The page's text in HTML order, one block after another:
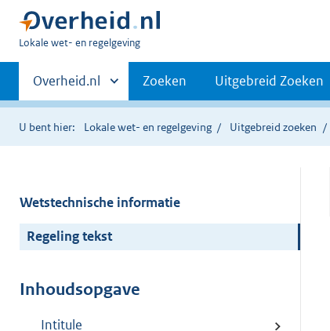
U
hier:
Lokale wet- en regelgeving
Primaire
navigatie
Andere
sites
binnen
Overheid.nl Zoeken Uitgebreid Zoeken
U bent hier: Lokale wet- en regelgeving Uitgebreid zoeken
Wetstechnische informatie
Regeling tekst
Inhoudsopgave
Intitule